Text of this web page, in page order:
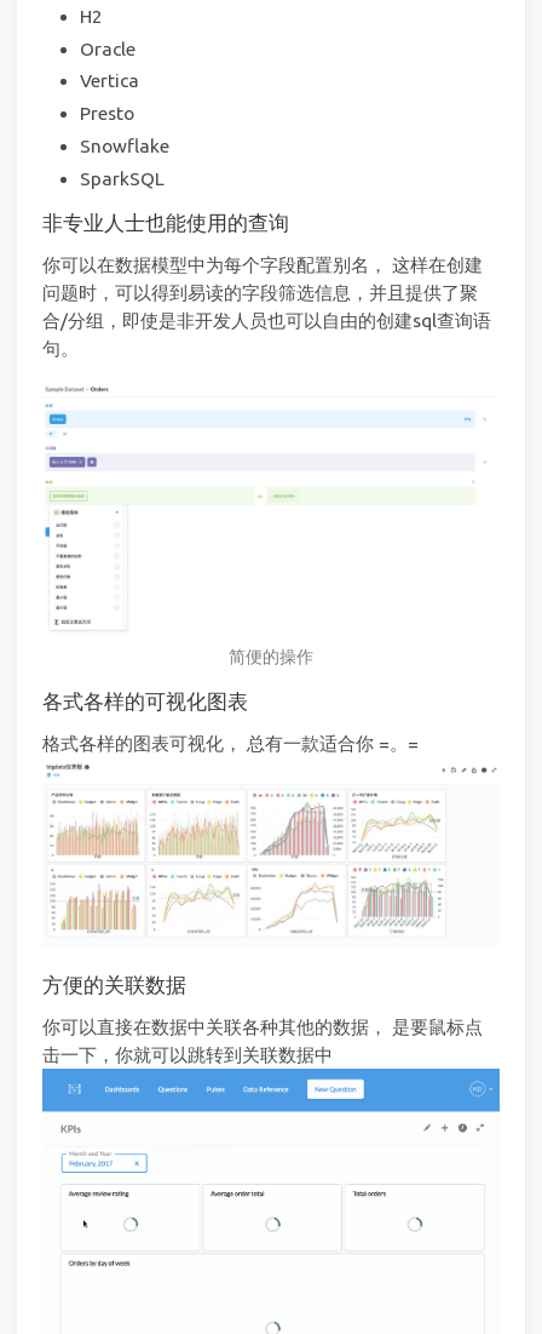
H2
Oracle
Vertica
Presto
Snowflake
SparkSQL
非专业人士也能使用的查询
你可以在数据模型中为每个字段配置别名， 这样在创建
问题时，可以得到易读的字段筛选信息，并且提供了聚
合/分组，即使是非开发人员也可以自由的创建sql查询语
句。
简便的操作
各式各样的可视化图表
格式各样的图表可视化， 总有一款适合你 =。=
方便的关联数据
你可以直接在数据中关联各种其他的数据， 是要鼠标点
击一下，你就可以跳转到关联数据中